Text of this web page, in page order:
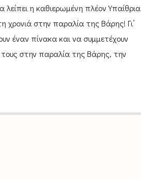
η καθιερωμένη πλέον Υπαίθρια
χρονιά στην παραλία της Βάρης! Γι’
έναν πίνακα και να συμμετέχουν
στην παραλία της Βάρης, την